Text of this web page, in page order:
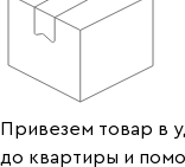
Привезем товар в
до квартиры и